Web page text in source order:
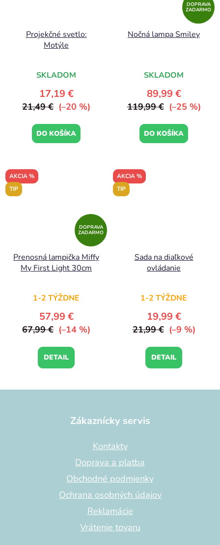
Projekčné svetlo:
Motýle
SKLADOM
17,19 €
21,49 € (–20 %)
DO KOŠÍKA
DOPRAVA
ZADARMO
Nočná lampa Smiley
SKLADOM
89,99 €
119,99 € (–25 %)
DO KOŠÍKA
AKCIA %
TIP
DOPRAVA
ZADARMO
Prenosná lampička Miffy
My First Light 30cm
1-2 TÝŽDNE
57,99 €
67,99 € (–14 %)
DETAIL
AKCIA %
TIP
Sada na diaľkové
ovládanie
1-2 TÝŽDNE
19,99 €
21,99 € (–9 %)
DETAIL
Zákaznícky servis
Kontakty
Doprava a platba
Obchodné podmienky
Ochrana osobných údajov
Reklamácie
Vrátenie tovaru